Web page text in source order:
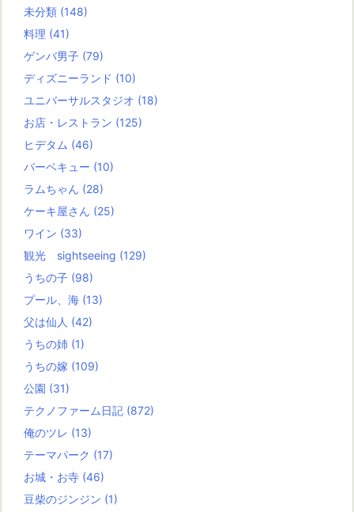
未分類 (148)
料理 (41)
ゲンバ男子 (79)
ディズニーランド (10)
ユニバーサルスタジオ (18)
お店・レストラン (125)
ヒデタム (46)
バーベキュー (10)
ラムちゃん (28)
ケーキ屋さん (25)
ワイン (33)
観光 sightseeing (129)
うちの子 (98)
プール、海 (13)
父は仙人 (42)
うちの姉 (1)
うちの嫁 (109)
公園 (31)
テクノファーム日記 (872)
俺のツレ (13)
テーマパーク (17)
お城・お寺 (46)
豆柴のジンジン (1)